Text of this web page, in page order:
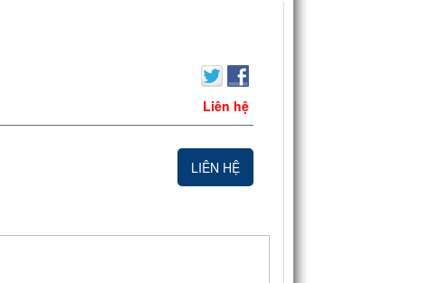
Liên hệ
LIÊN HỆ